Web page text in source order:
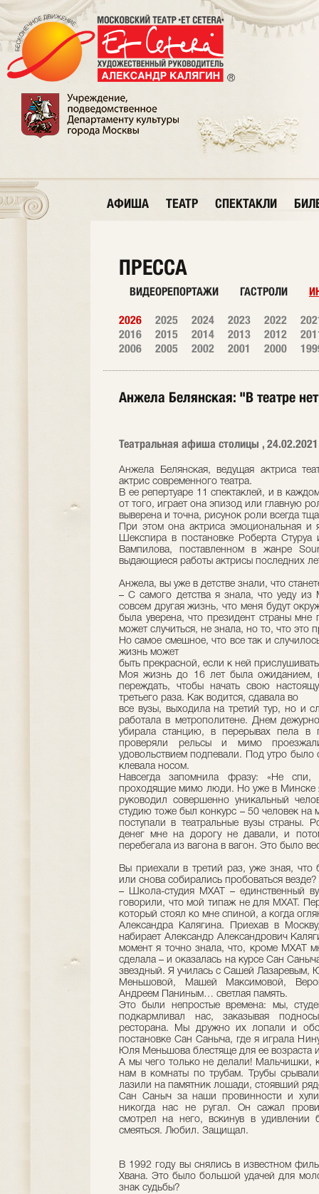
АФИША ТЕАТР СПЕКТАКЛИ
ПРЕССА
ВИДЕОРЕПОРТАЖИ ГАСТРОЛИ
2026 2025 2024 2023 2022
2016
2015 2014 2013 2012
2006
2005 2002 2001 2000
Анжела Белянская: "В театре
Театральная афиша столицы , 24.02.2021
Анжела Белянская, ведущая актриса
актрис современного театра.
В ее репертуаре 11 спектаклей, и в
от того, играет она эпизод или главную
выверена и точна, рисунок роли всегда
При этом она актриса эмоциональная
Шекспира в постановке Роберта Стуруа
Вампилова, поставленном в жанре
выдающиеся работы актрисы последних
Анжела, вы уже в детстве знали, что
– С самого детства я знала, что уеду из
совсем другая жизнь, что меня будут
была уверена, что президент страны мне
может случиться, не знала, но то, что это
Но самое смешное, что все так и
жизнь может
быть прекрасной, если к ней
Моя жизнь до 16 лет была ожиданием,
переждать, чтобы начать свою
третьего раза. Как водится, сдавала во
все вузы, выходила на третий тур, но и
работала в метрополитене. Днем
убирала станцию, в перерывах пела в
проверяли рельсы и мимо
удовольствием подпевали. Под утро было
клевала носом.
Навсегда запомнила фразу: «Не спи,
проходящие мимо люди. Но уже в Минске
руководил совершенно уникальный
студию тоже был конкурс – 50 человек на
поступали в театральные вузы страны.
денег мне на дорогу не давали, и
перебегала из вагона в вагон. Это было
Вы приехали в третий раз, уже зная,
или снова собирались пробоваться везде?
– Школа-студия МХАТ – единственный
говорили, что мой типаж не для МХАТ.
который стоял ко мне спиной, а когда
Александра Калягина. Приехав в
набирает Александр Александрович
момент я точно знала, что, кроме МХАТ
сделала – и оказалась на курсе Сан
звездный. Я училась с Сашей Лазаревым,
Меньшовой, Машей Максимовой,
Андреем Паниным… светлая память.
Это были непростые времена: мы,
подкармливал нас, заказывая
ресторана. Мы дружно их лопали и
постановке Сан Саныча, где я играла
Юля Меньшова блестяще для ее возраста
А мы чего только не делали! Мальчишки,
нам в комнаты по трубам. Трубы
лазили на памятник лошади, стоявший
Сан Саныч за наши провинности и
никогда нас не ругал. Он сажал
смотрел на него, вскинув в удивлении
смеяться. Любил. Защищал.
В 1992 году вы снялись в известном
Хвана. Это было большой удачей для
знак судьбы?